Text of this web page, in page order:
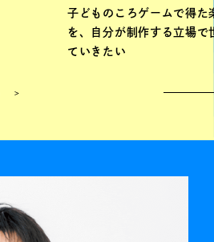
子どものころゲームで得た
を、自分が制作する立場で
ていきたい